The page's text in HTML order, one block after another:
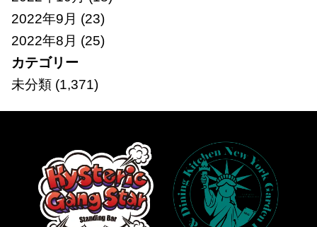
2022年9月 (23)
2022年8月 (25)
カテゴリー
未分類(1,371)